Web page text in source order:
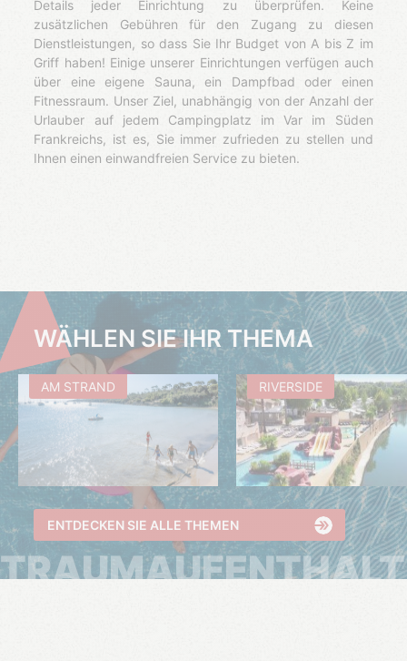
Details jeder Einrichtung zu überprüfen. Keine
zusätzlichen Gebühren für den Zugang zu diesen
Dienstleistungen, so dass Sie Ihr Budget von A bis Z im
Griff haben! Einige unserer Einrichtungen verfügen auch
über eine eigene Sauna, ein Dampfbad oder einen
Fitnessraum. Unser Ziel, unabhängig von der Anzahl der
Urlauber auf jedem Campingplatz im Var im Süden
Frankreichs, ist es, Sie immer zufrieden zu stellen und
Ihnen einen einwandfreien Service zu bieten.
WÄHLEN SIE IHR THEMA
AM STRAND RIVERSIDE
ENTDECKEN SIE ALLE THEMEN
TRAUMAUFENTHALT